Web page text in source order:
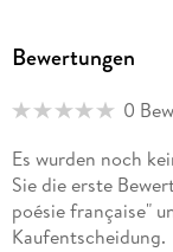
française de la
correspondance de
Wagner.
Bewertungen
0
Es wurden noch
Sie die erste
poésie française"
Kaufentscheidung.